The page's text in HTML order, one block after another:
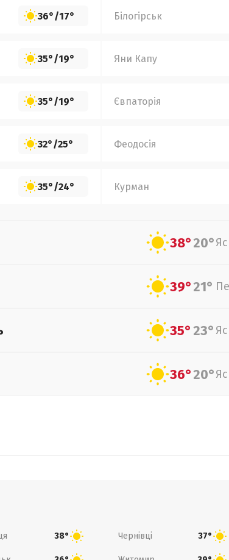
36°/17° Білогірськ
35°/19° Яни Капу
35°/19° Євпаторія
32°/25° Феодосія
35°/24° Курман
38°20°
39°21°
35°23°
36°20°
38° Чернівці 37°